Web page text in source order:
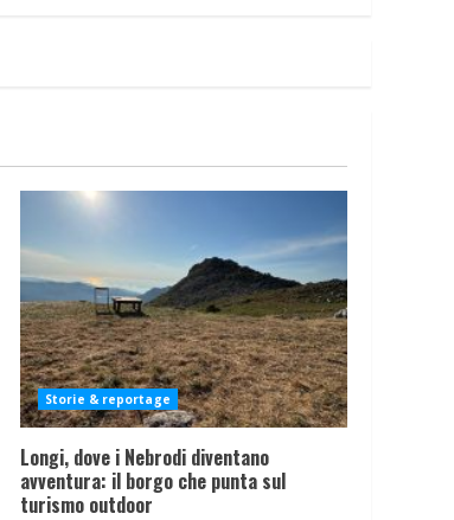
Storie & reportage
Longi, dove i Nebrodi diventano
avventura: il borgo che punta sul
turismo outdoor